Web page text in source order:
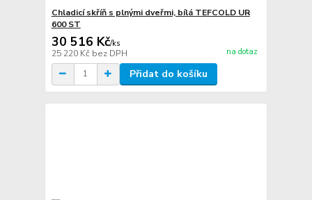
Chladicí skříň s plnými dveřmi, bílá TEFCOLD UR
600 ST
30 516 Kč/ks
25 220 Kč bez DPH na dotaz
Přidat do košíku